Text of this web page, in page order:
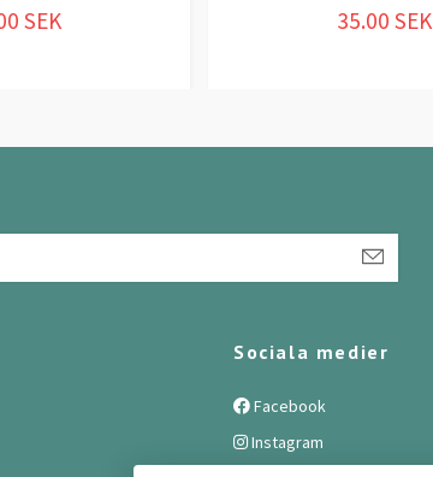
SEK 35.00 SEK
Sociala medier
Facebook
Instagram